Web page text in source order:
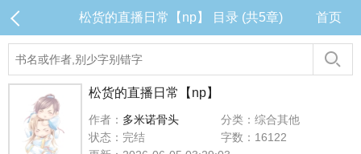
松货的直播日常【np】 目录 (共5章) 首页
松货的直播日常【np】
作者： 多米诺骨头
分类：综合其他
状态：完结
字数：16122